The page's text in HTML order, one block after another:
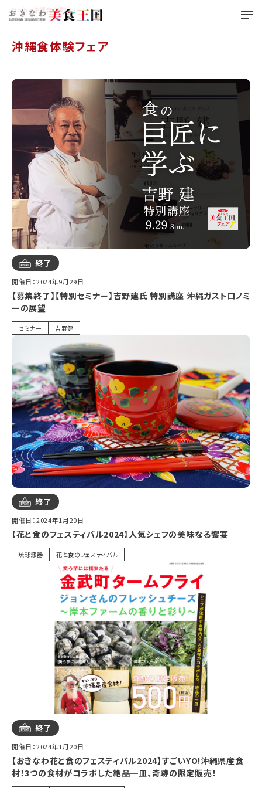
Home沖縄食体験フェア
沖縄食体験フェア
終了
開催日：2024年9月29日
【募集終了】【特別セミナー】吉野建氏 特別講座 沖縄ガストロノミ
ーの展望
セミナー 吉野健
終了
開催日：2024年1月20日
【花と食のフェスティバル2024】人気シェフの美味なる饗宴
琉球漆器 花と食のフェスティバル
終了
開催日：2024年1月20日
【おきなわ花と食のフェスティバル2024】すごいYO!沖縄県産食
材！3つの食材がコラボした絶品一皿、奇跡の限定販売！